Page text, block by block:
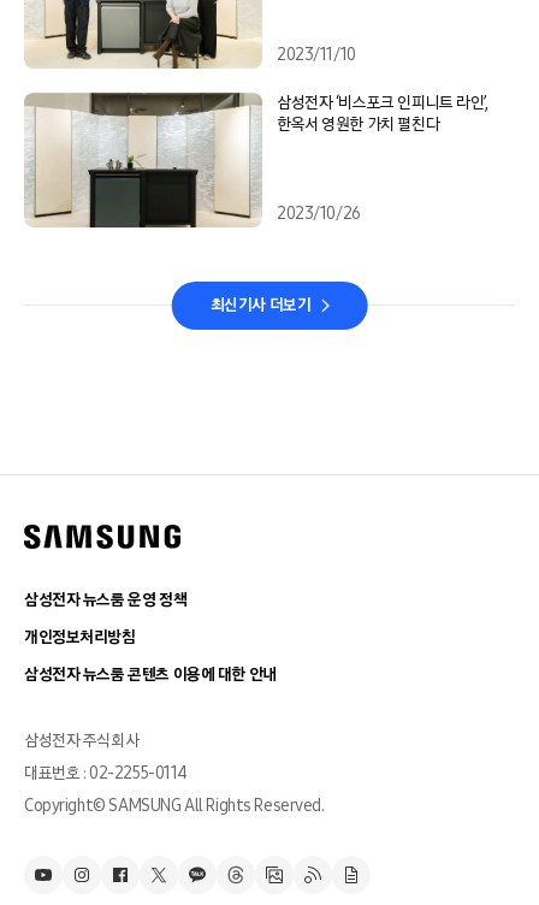
2023/11/10
삼성전자 ‘비스포크 인피니트 라인’,
한옥서 영원한 가치 펼친다
2023/10/26
최신기사 더보기
삼성전자 뉴스룸 운영 정책
개인정보처리방침
삼성전자 뉴스룸 콘텐츠 이용에 대한 안내
삼성전자 주식회사
대표번호 : 02-2255-0114
Copyright© SAMSUNG All Rights Reserved.